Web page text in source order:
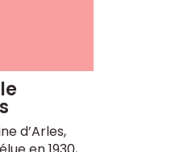
d’Arles,